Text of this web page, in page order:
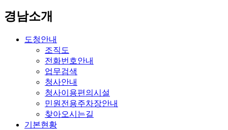
경남소개
도청안내
조직도
전화번호안내
업무검색
청사안내
청사이용편의시설
민원전용주차장안내
찾아오시는길
기본현황